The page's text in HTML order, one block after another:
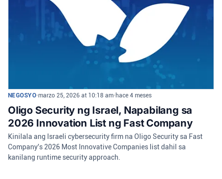
NEGOSYO•marzo 25, 2026 at 10:18 am• hace 4 meses
Oligo Security ng Israel, Napabilang sa
2026 Innovation List ng Fast Company
Kinilala ang Israeli cybersecurity firm na Oligo Security sa Fast
Company's 2026 Most Innovative Companies list dahil sa
kanilang runtime security approach.